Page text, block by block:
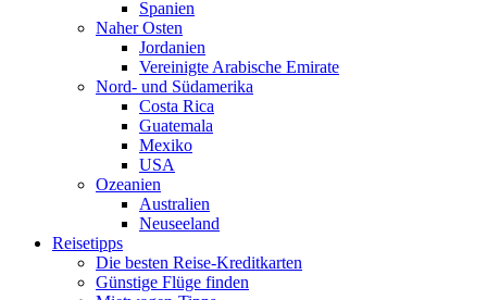
Spanien
Naher Osten
Jordanien
Vereinigte Arabische Emirate
Nord- und Südamerika
Costa Rica
Guatemala
Mexiko
USA
Ozeanien
Australien
Neuseeland
Reisetipps
Die besten Reise-Kreditkarten
Günstige Flüge finden